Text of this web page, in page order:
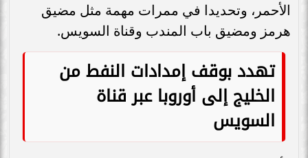
الأحمر، وتحديدا في ممرات مهمة مثل مضيق
هرمز ومضيق باب المندب وقناة السويس.
تهدد بوقف إمدادات النفط من
الخليج إلى أوروبا عبر قناة
السويس